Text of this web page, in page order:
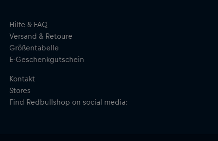
MagSafe Kompatibilität
Präziser Sitz für einfachen Zugang zu Anschlüssen, Tasten und
Material: 41,1 % Silikon, 37,8 % Polycarbonat, 3,1 % SPO, 10,2 %
MF, 7,8 % Magnet
Hilfe & FAQ
Versand & Retoure
Größentabelle
E-Geschenkgutschein
Kontakt
Stores
Find Redbullshop on social media: